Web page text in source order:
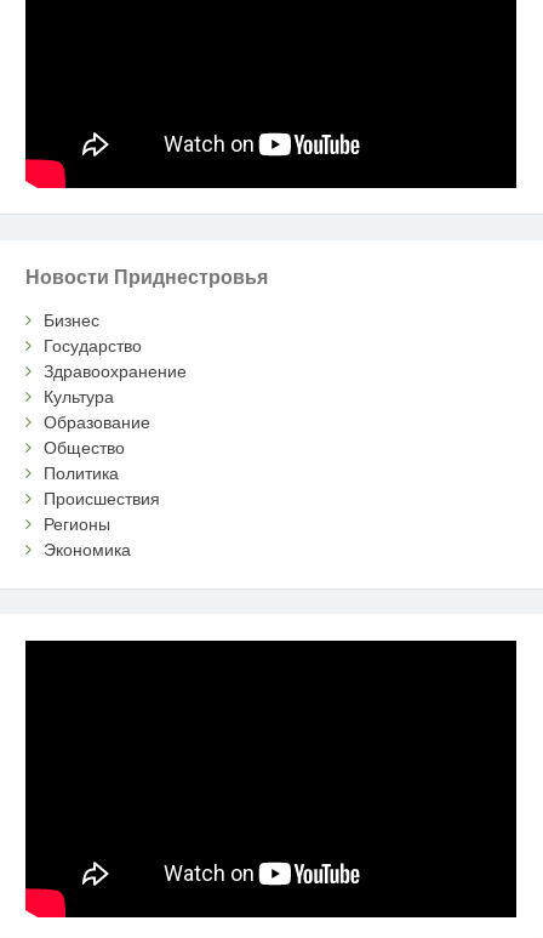
Новости Приднестровья
Бизнес
Государство
Здравоохранение
Культура
Образование
Общество
Политика
Происшествия
Регионы
Экономика